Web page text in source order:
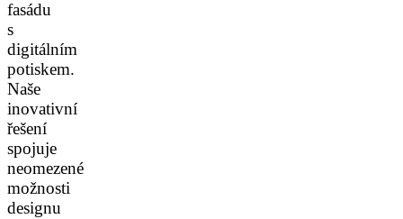
fasádu
s
digitálním
potiskem.
Naše
inovativní
řešení
spojuje
neomezené
možnosti
designu